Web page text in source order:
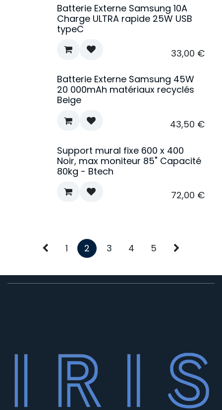
Batterie Externe Samsung 10A
Charge ULTRA rapide 25W USB
typeC
33,00 €
Batterie Externe Samsung 45W
20 000mAh matériaux recyclés
Beige
43,50 €
Support mural fixe 600 x 400
Noir, max moniteur 85" Capacité
80kg - Btech
72,00 €
1 2 3 4 5